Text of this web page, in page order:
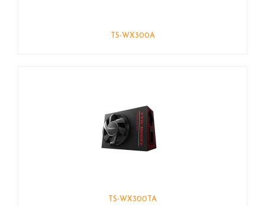
TS-WX300A
TS-WX300TA